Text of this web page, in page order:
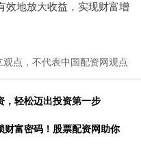
效地放大收益，实现财富增
点，不代表中国配资网观点
，轻松迈出投资第一步
财富密码！股票配资网助你